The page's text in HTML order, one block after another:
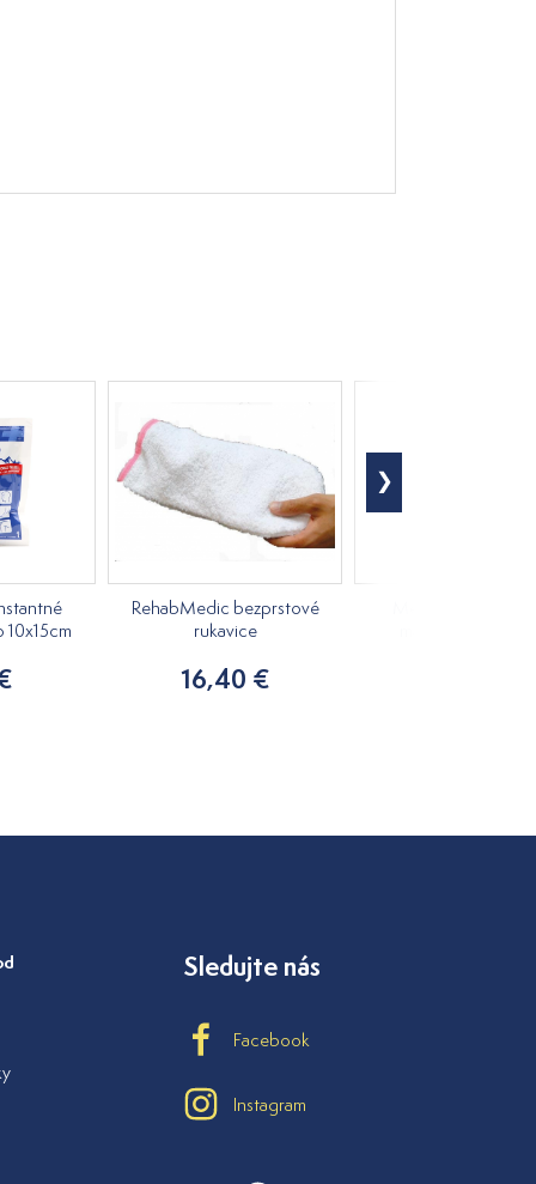
RehabMedic bezprstové
rukavice
16,40 €
Sledujte nás
Facebook
Instagram